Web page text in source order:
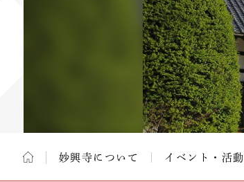
妙興寺について イベント・活動